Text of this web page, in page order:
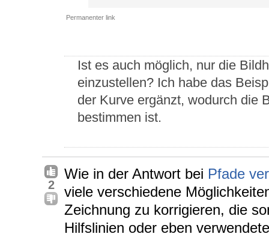
Permanenter link
Ist es auch möglich, nur die
einzustellen? Ich habe das
der Kurve ergänzt, wodurch die
bestimmen ist.
2
Wie in der Antwort bei Pfade
viele verschiedene
Zeichnung zu korrigieren, die
Hilfslinien oder eben